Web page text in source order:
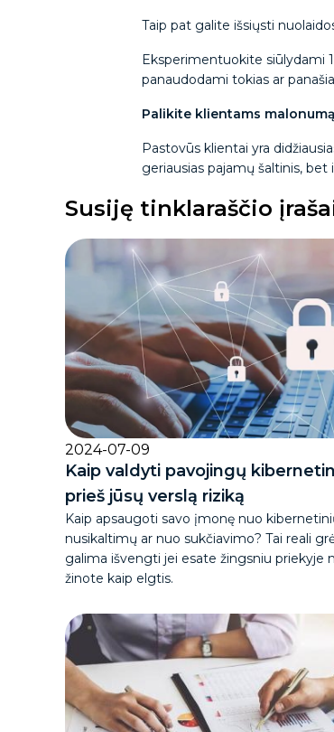
Taip pat galite išsiųsti
Eksperimentuokite siūlydami
panaudodami tokias ar
Palikite klientams
Pastovūs klientai yra
geriausias pajamų šaltinis, bet
Susiję tinklaraščio
2024-07-09
Kaip valdyti pavojingų
prieš jūsų verslą riziką
Kaip apsaugoti savo įmonę nuo
nusikaltimų ar nuo sukčiavimo? Tai reali
galima išvengti jei esate žingsniu priekyje
žinote kaip elgtis.